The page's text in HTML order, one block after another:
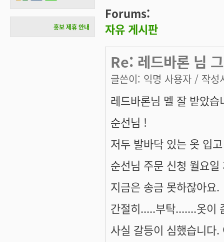
Forums:
자유 게시판
Re: 레드바론 님
글쓴이: 익명 사용자 / 작성
레드바론님 멜 잘 받았습
순선님 !
저두 발바닥 있는 옷 입
순선님 주문 신청 월요
지금은 송금 못하잖아요.
간절히.....부탁.......옷이
사실 갈등이 심했습니다
홍보 제휴 안내